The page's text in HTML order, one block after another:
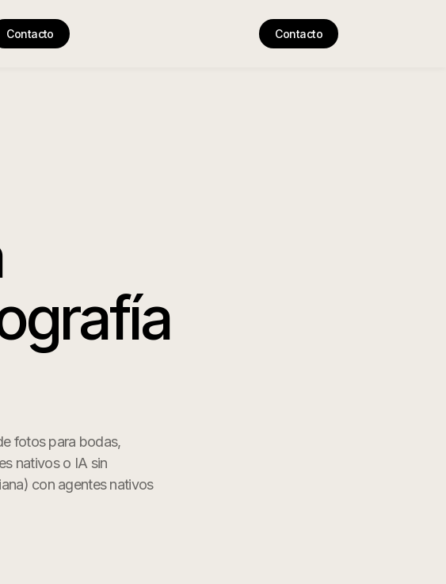
Contacto Contacto
fotos para bodas,
nativos o IA sin
) con agentes nativos